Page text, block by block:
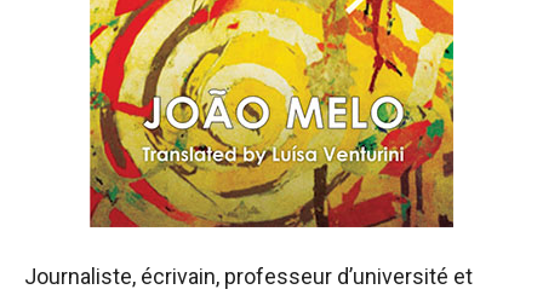
Journaliste, écrivain, professeur d’université et